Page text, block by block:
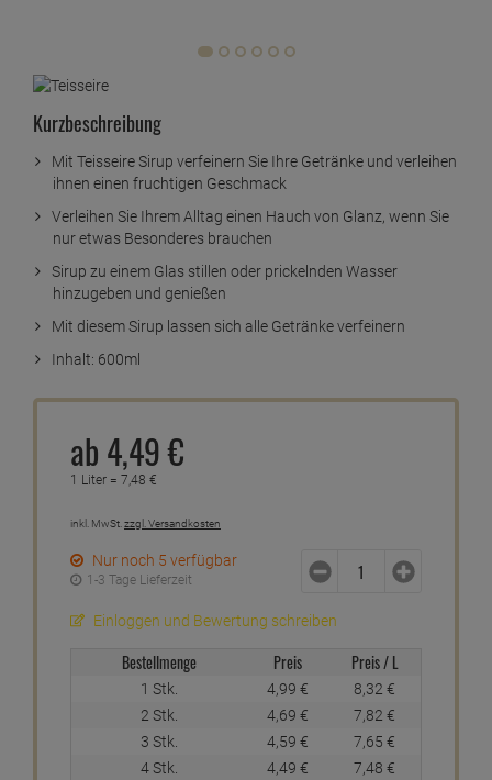
Kurzbeschreibung
Mit Teisseire Sirup verfeinern Sie Ihre Getränke und verleihen
ihnen einen fruchtigen Geschmack
Verleihen Sie Ihrem Alltag einen Hauch von Glanz, wenn Sie
nur etwas Besonderes brauchen
Sirup zu einem Glas stillen oder prickelnden Wasser
hinzugeben und genießen
Mit diesem Sirup lassen sich alle Getränke verfeinern
Inhalt: 600ml
ab 4,49€
1 Liter = 7,48 €
inkl. MwSt.zzgl. Versandkosten
Nur noch 5 verfügbar
1-3 Tage Lieferzeit
Einloggen und Bewertung schreiben
Bestellmenge Preis Preis / L
1 Stk. 4,99 € 8,32 €
2 Stk.
4,69 € 7,82 €
3 Stk.
4,59 € 7,65 €
4 Stk.
4,49 € 7,48 €